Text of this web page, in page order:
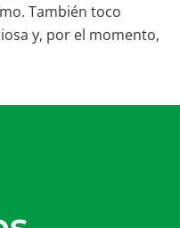
También toco
y, por el momento,